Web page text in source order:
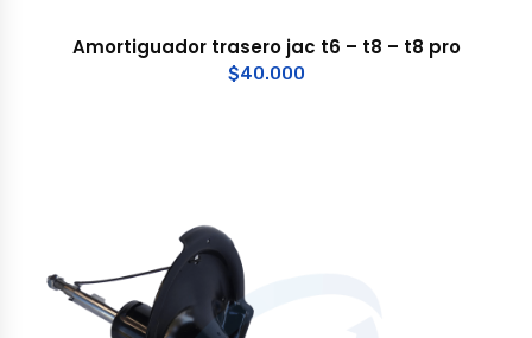
Amortiguador trasero jac t6 – t8 – t8 pro
$40.000